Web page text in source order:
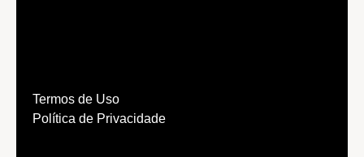
Termos de Uso
Política de Privacidade